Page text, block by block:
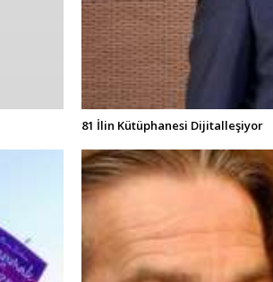
81 İlin Kütüphanesi Dijitalleşiyor